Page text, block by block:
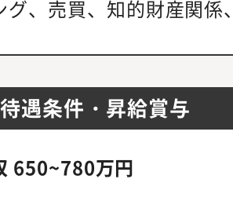
グ、売買、知的財産関
遇条件・昇給賞与
650~780万円